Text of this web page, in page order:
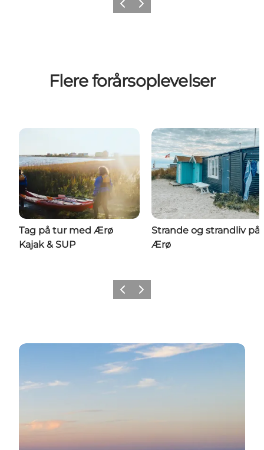
ForrigeNæste
Flere forårsoplevelser
Tag på tur med Ærø
Kajak & SUP
Strande og strandliv på
Ærø
ForrigeNæste
Find det hele her